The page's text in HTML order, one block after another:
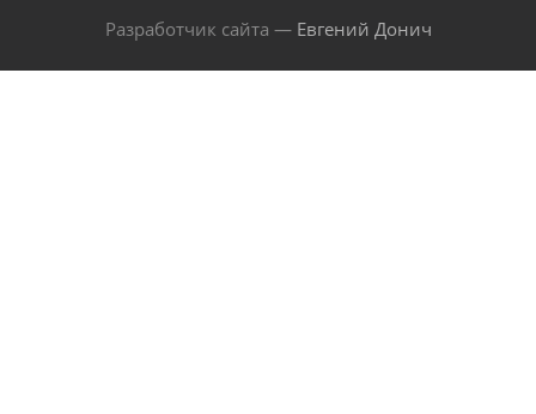
Разработчик сайта — Евгений Донич